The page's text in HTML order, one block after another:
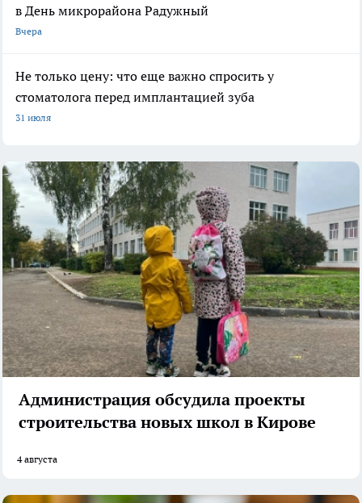
в День микрорайона Радужный
Вчера
Не только цену: что еще важно спросить у
стоматолога перед имплантацией зуба
31 июля
Администрация обсудила проекты
строительства новых школ в Кирове
4 августа